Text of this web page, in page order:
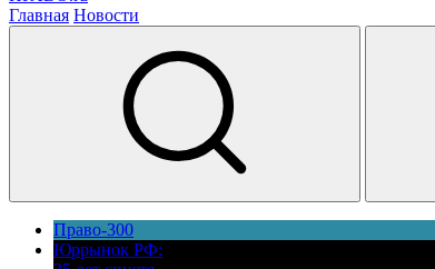
Главная Новости
Право-300
Юррынок РФ: